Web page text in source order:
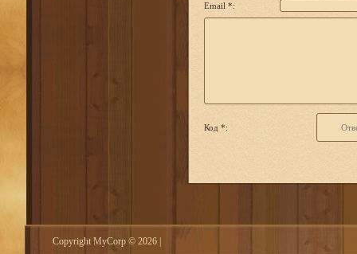
Email *:
Код *:
Copyright MyCorp © 2026